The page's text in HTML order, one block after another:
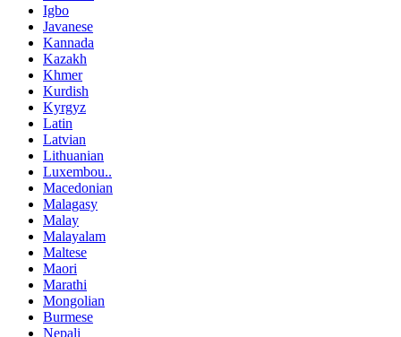
Igbo
Javanese
Kannada
Kazakh
Khmer
Kurdish
Kyrgyz
Latin
Latvian
Lithuanian
Luxembou..
Macedonian
Malagasy
Malay
Malayalam
Maltese
Maori
Marathi
Mongolian
Burmese
Nepali